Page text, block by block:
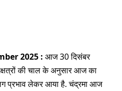
2025 : आज 30 दिसंबर
की चाल के अनुसार आज का
प्रभाव लेकर आया है. चंद्रमा आज